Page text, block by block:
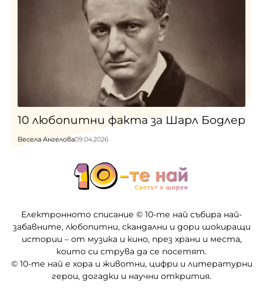
10 любопитни факта за Шарл Бодлер
Весела Ангелова09.04.2026
Електронното списание © 10-те най събира най-
забавните, любопитни, скандални и дори шокиращи
истории – от музика и кино, през храни и места,
които си струва да се посетят.
© 10-те най е хора и животни, цифри и литературни
герои, догадки и научни открития.